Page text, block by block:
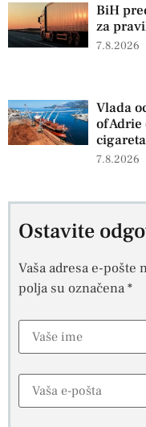
BiH
za
7.8.2026
Vlada
of
cigareta
7.8.2026
Ostavite
Vaša adresa e-pošte
polja su označena*